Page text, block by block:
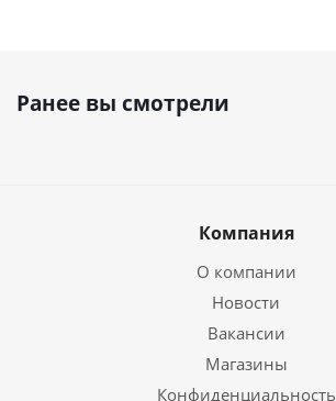
Ранее вы смотрели
Компания
О компании
Новости
Вакансии
Магазины
Конфиденциальность